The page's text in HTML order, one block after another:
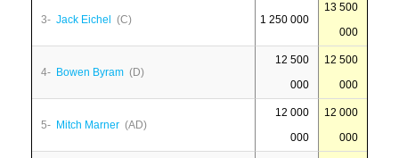
3- Jack Eichel (C) 1 250 000
13 500
000
4- Bowen Byram (D)
12 500
000
12 500
000
5- Mitch Marner (AD)
12 000
000
12 000
000